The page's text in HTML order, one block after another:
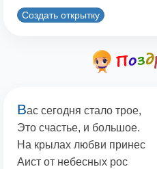
Создать открытку
Вас сегодня стало трое,
Это счастье, и большое.
На крылах любви принес
Аист от небесных рос